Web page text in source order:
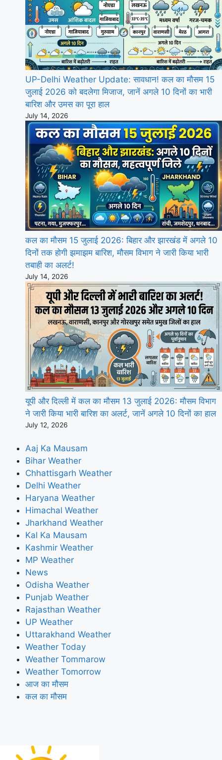
UP-Delhi Weather Update: सावधान! कल का मौसम 15
जुलाई 2026 को बदलेगा मिजाज, जानें अगले 10 दिनों का भारी
बारिश और उमस का पूरा हाल
July 14, 2026
कल का मौसम 15 जुलाई 2026: बिहार और झारखंड में अगले 10
दिनों तक होगी झमाझम बारिश, मौसम विभाग ने जारी किया भारी
तबाही का अलर्ट!
July 14, 2026
यूपी और दिल्ली में कल का मौसम 13 जुलाई 2026: मौसम विभाग
ने जारी किया भारी बारिश का अलर्ट, जानें अगले 10 दिनों का हाल
July 12, 2026
Aaj Ka Mausam
Bihar Weather
Chhattisgarh Weather
Delhi Weather
Haryana Weather
Himachal Weather
Jharkhand Weather
Kal Ka Mausam
Kashmir Weather
MP Weather
News
Odisha Weather
Punjab Weather
Rajasthan Weather
UP Weather
Uttarakhand Weather
Weather Today
Weather Tommarow
Weather Tomorrow
आज का मौसम
कल का मौसम